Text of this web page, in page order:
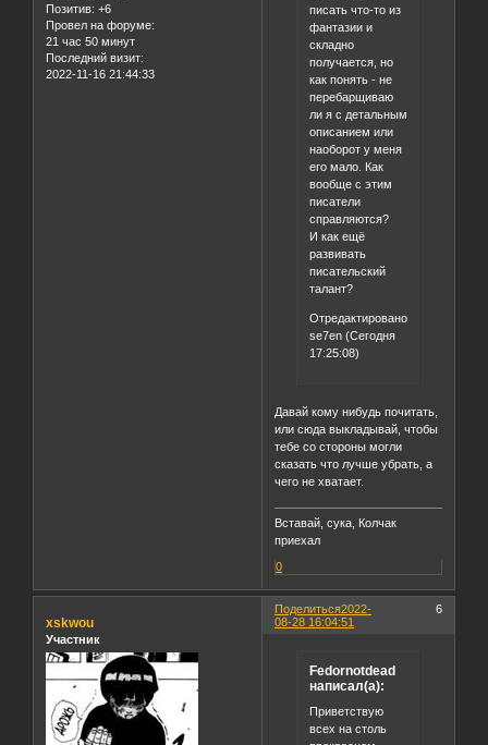
Позитив: +6
Провел на форуме:
21 час 50 минут
Последний визит:
2022-11-16 21:44:33
писать что-то из
фантазии и
складно
получается, но
как понять - не
перебарщиваю
ли я с детальным
описанием или
наоборот у меня
его мало. Как
вообще с этим
писатели
справляются?
И как ещё
развивать
писательский
талант?
Отредактировано
se7en (Сегодня
17:25:08)
Давай кому нибудь почитать,
или сюда выкладывай, чтобы
тебе со стороны могли
сказать что лучше убрать, а
чего не хватает.
Вставай, сука, Колчак
приехал
0
Поделиться 6
2022-
08-28 16:04:51
xskwou
Участник
Fedornotdead
написал(а):
Приветствую
всех на столь